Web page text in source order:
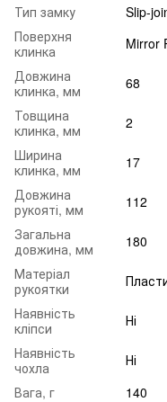
Тип замку
Slip-
Поверхня
клинка
Mirror
Довжина
клинка, мм
68
Товщина
клинка, мм
2
Ширина
клинка, мм
17
Довжина
рукояті, мм
112
Загальна
довжина, мм
180
Матеріал
рукоятки
Наявність
кліпси
Ні
Наявність
чохла
Ні
Вага, г
140